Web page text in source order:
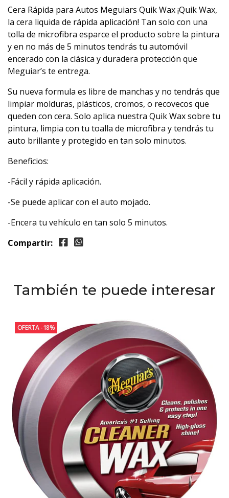
Cera Rápida para Autos Meguiars Quik Wax ¡Quik Wax,
la cera liquida de rápida aplicación! Tan solo con una
tolla de microfibra esparce el producto sobre la pintura
y en no más de 5 minutos tendrás tu automóvil
encerado con la clásica y duradera protección que
Meguiar’s te entrega.
Su nueva formula es libre de manchas y no tendrás que
limpiar molduras, plásticos, cromos, o recovecos que
queden con cera. Solo aplica nuestra Quik Wax sobre tu
pintura, limpia con tu toalla de microfibra y tendrás tu
auto brillante y protegido en tan solo minutos.
Beneficios:
-Fácil y rápida aplicación.
-Se puede aplicar con el auto mojado.
-Encera tu vehículo en tan solo 5 minutos.
Compartir:
También te puede interesar
OFERTA -18%